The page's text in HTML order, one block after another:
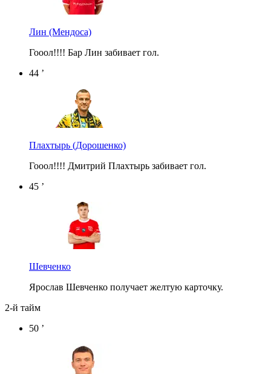
Лин (Мендоса)
Гооол!!!! Бар Лин забивает гол.
44 ’
Плахтырь (Дорошенко)
Гооол!!!! Дмитрий Плахтырь забивает гол.
45 ’
Шевченко
Ярослав Шевченко получает желтую карточку.
2-й тайм
50 ’